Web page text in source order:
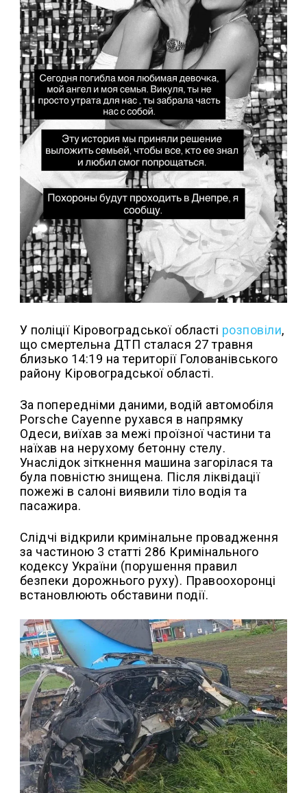
У поліції Кіровоградської області розповіли,
що смертельна ДТП сталася 27 травня
близько 14:19 на території Голованівського
району Кіровоградської області.
За попередніми даними, водій автомобіля
Porsche Cayenne рухався в напрямку
Одеси, виїхав за межі проїзної частини та
наїхав на нерухому бетонну стелу.
Унаслідок зіткнення машина загорілася та
була повністю знищена. Після ліквідації
пожежі в салоні виявили тіло водія та
пасажира.
Слідчі відкрили кримінальне провадження
за частиною 3 статті 286 Кримінального
кодексу України (порушення правил
безпеки дорожнього руху). Правоохоронці
встановлюють обставини події.